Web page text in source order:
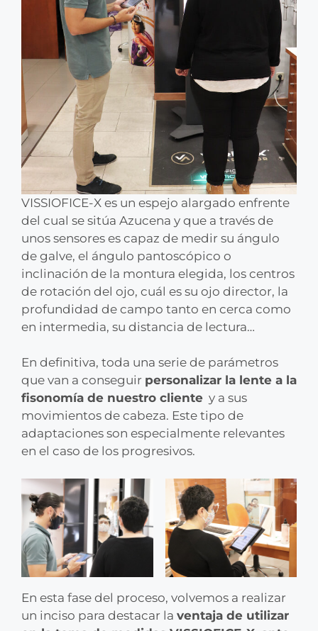
VISSIOFICE-X es un espejo alargado enfrente
del cual se sitúa Azucena y que a través de
unos sensores es capaz de medir su ángulo
de galve, el ángulo pantoscópico o
inclinación de la montura elegida, los centros
de rotación del ojo, cuál es su ojo director, la
profundidad de campo tanto en cerca como
en intermedia, su distancia de lectura…
En definitiva, toda una serie de parámetros
que van a conseguir personalizar la lente a la
fisonomía de nuestro cliente y a sus
movimientos de cabeza. Este tipo de
adaptaciones son especialmente relevantes
en el caso de los progresivos.
En esta fase del proceso, volvemos a realizar
un inciso para destacar la ventaja de utilizar